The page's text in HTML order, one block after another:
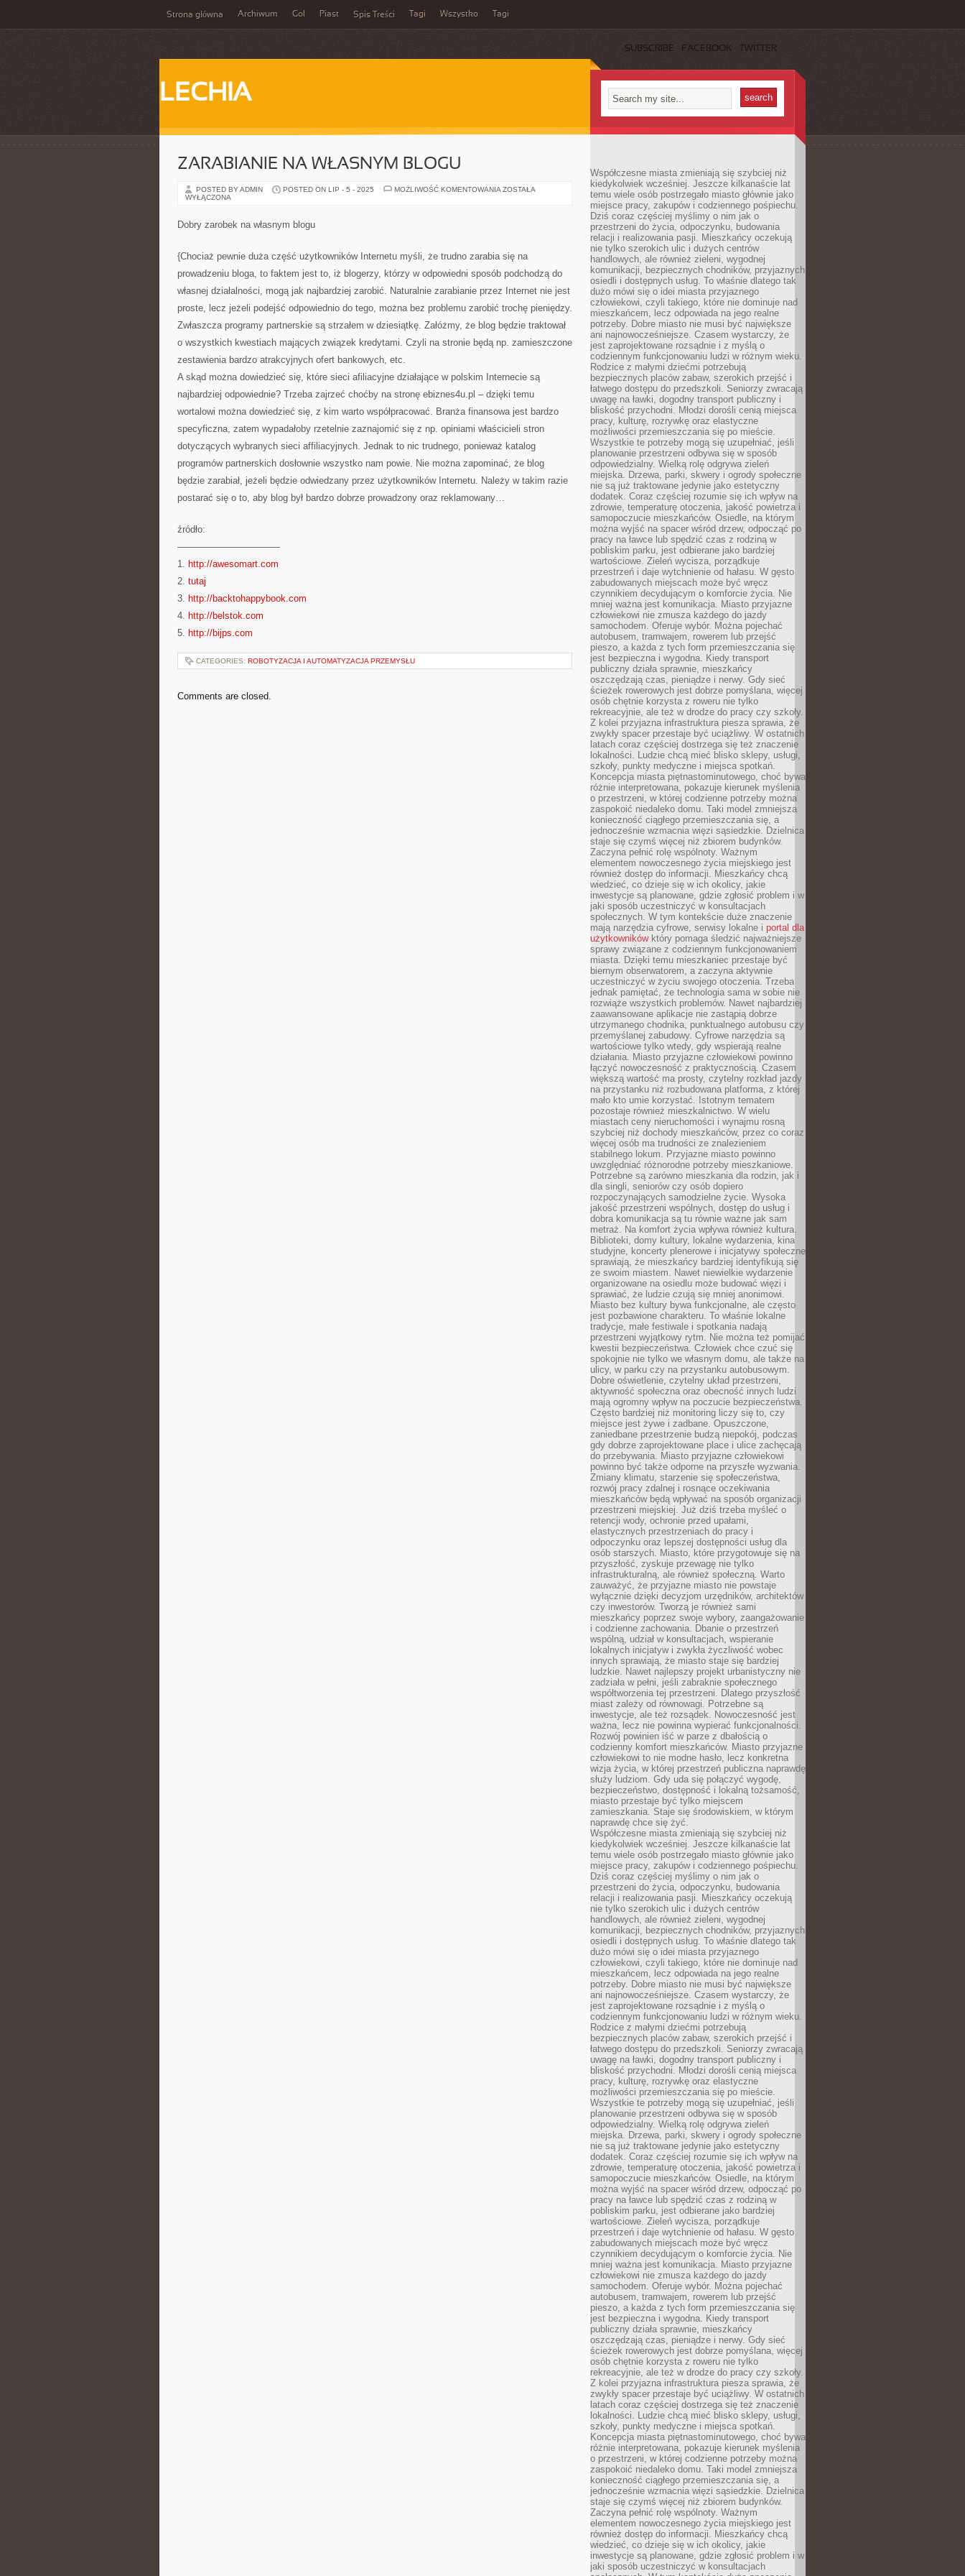
Strona główna Archiwum Gol Piast Spis Treści Tagi Wszystko Tagi
SUBSCRIBE FACEBOOK TWITTER
LECHIA
ZARABIANIE NA WŁASNYM BLOGU
POSTED BY ADMIN POSTED ON LIP - 5 - 2025 MOŻLIWOŚĆ KOMENTOWANIA ZARABIANIE
ZOSTAŁA
WYŁĄCZONA
Dobry zarobek na własnym blogu
{Chociaż pewnie duża część użytkowników Internetu myśli, że trudno zarabia się na
prowadzeniu bloga, to faktem jest to, iż blogerzy, którzy w odpowiedni sposób podchodzą do
własnej działalności, mogą jak najbardziej zarobić. Naturalnie zarabianie przez Internet nie jest
proste, lecz jeżeli podejść odpowiednio do tego, można bez problemu zarobić trochę pieniędzy.
Zwłaszcza programy partnerskie są strzałem w dziesiątkę. Załóżmy, że blog będzie traktował
o wszystkich kwestiach mających związek kredytami. Czyli na stronie będą np. zamieszczone
zestawienia bardzo atrakcyjnych ofert bankowych, etc.
A skąd można dowiedzieć się, które sieci afiliacyjne działające w polskim Internecie są
najbardziej odpowiednie? Trzeba zajrzeć choćby na stronę ebiznes4u.pl – dzięki temu
wortalowi można dowiedzieć się, z kim warto współpracować. Branża finansowa jest bardzo
specyficzna, zatem wypadałoby rzetelnie zaznajomić się z np. opiniami właścicieli stron
dotyczących wybranych sieci affiliacyjnych. Jednak to nic trudnego, ponieważ katalog
programów partnerskich dosłownie wszystko nam powie. Nie można zapominać, że blog
będzie zarabiał, jeżeli będzie odwiedzany przez użytkowników Internetu. Należy w takim razie
postarać się o to, aby blog był bardzo dobrze prowadzony oraz reklamowany…
źródło:
———————————
1. http://awesomart.com
2. tutaj
3. http://backtohappybook.com
4. http://belstok.com
5. http://bijps.com
CATEGORIES: ROBOTYZACJA I AUTOMATYZACJA PRZEMYSŁU
Comments are closed.
Współczesne miasta zmieniają się szybciej niż
kiedykolwiek wcześniej. Jeszcze kilkanaście lat
temu wiele osób postrzegało miasto głównie jako
miejsce pracy, zakupów i codziennego pośpiechu.
Dziś coraz częściej myślimy o nim jak o
przestrzeni do życia, odpoczynku, budowania
relacji i realizowania pasji. Mieszkańcy oczekują
nie tylko szerokich ulic i dużych centrów
handlowych, ale również zieleni, wygodnej
komunikacji, bezpiecznych chodników, przyjaznych
osiedli i dostępnych usług. To właśnie dlatego tak
dużo mówi się o idei miasta przyjaznego
człowiekowi, czyli takiego, które nie dominuje nad
mieszkańcem, lecz odpowiada na jego realne
potrzeby. Dobre miasto nie musi być największe
ani najnowocześniejsze. Czasem wystarczy, że
jest zaprojektowane rozsądnie i z myślą o
codziennym funkcjonowaniu ludzi w różnym wieku.
Rodzice z małymi dziećmi potrzebują
bezpiecznych placów zabaw, szerokich przejść i
łatwego dostępu do przedszkoli. Seniorzy zwracają
uwagę na ławki, dogodny transport publiczny i
bliskość przychodni. Młodzi dorośli cenią miejsca
pracy, kulturę, rozrywkę oraz elastyczne
możliwości przemieszczania się po mieście.
Wszystkie te potrzeby mogą się uzupełniać, jeśli
planowanie przestrzeni odbywa się w sposób
odpowiedzialny. Wielką rolę odgrywa zieleń
miejska. Drzewa, parki, skwery i ogrody społeczne
nie są już traktowane jedynie jako estetyczny
dodatek. Coraz częściej rozumie się ich wpływ na
zdrowie, temperaturę otoczenia, jakość powietrza i
samopoczucie mieszkańców. Osiedle, na którym
można wyjść na spacer wśród drzew, odpocząć po
pracy na ławce lub spędzić czas z rodziną w
pobliskim parku, jest odbierane jako bardziej
wartościowe. Zieleń wycisza, porządkuje
przestrzeń i daje wytchnienie od hałasu. W gęsto
zabudowanych miejscach może być wręcz
czynnikiem decydującym o komforcie życia. Nie
mniej ważna jest komunikacja. Miasto przyjazne
człowiekowi nie zmusza każdego do jazdy
samochodem. Oferuje wybór. Można pojechać
autobusem, tramwajem, rowerem lub przejść
pieszo, a każda z tych form przemieszczania się
jest bezpieczna i wygodna. Kiedy transport
publiczny działa sprawnie, mieszkańcy
oszczędzają czas, pieniądze i nerwy. Gdy sieć
ścieżek rowerowych jest dobrze pomyślana, więcej
osób chętnie korzysta z roweru nie tylko
rekreacyjnie, ale też w drodze do pracy czy szkoły.
Z kolei przyjazna infrastruktura piesza sprawia, że
zwykły spacer przestaje być uciążliwy. W ostatnich
latach coraz częściej dostrzega się też znaczenie
lokalności. Ludzie chcą mieć blisko sklepy, usługi,
szkoły, punkty medyczne i miejsca spotkań.
Koncepcja miasta piętnastominutowego, choć bywa
różnie interpretowana, pokazuje kierunek myślenia
o przestrzeni, w której codzienne potrzeby można
zaspokoić niedaleko domu. Taki model zmniejsza
konieczność ciągłego przemieszczania się, a
jednocześnie wzmacnia więzi sąsiedzkie. Dzielnica
staje się czymś więcej niż zbiorem budynków.
Zaczyna pełnić rolę wspólnoty. Ważnym
elementem nowoczesnego życia miejskiego jest
również dostęp do informacji. Mieszkańcy chcą
wiedzieć, co dzieje się w ich okolicy, jakie
inwestycje są planowane, gdzie zgłosić problem i w
jaki sposób uczestniczyć w konsultacjach
społecznych. W tym kontekście duże znaczenie
mają narzędzia cyfrowe, serwisy lokalne i portal dla
użytkownikówktóry pomaga śledzić najważniejsze
sprawy związane z codziennym funkcjonowaniem
miasta. Dzięki temu mieszkaniec przestaje być
biernym obserwatorem, a zaczyna aktywnie
uczestniczyć w życiu swojego otoczenia. Trzeba
jednak pamiętać, że technologia sama w sobie nie
rozwiąże wszystkich problemów. Nawet najbardziej
zaawansowane aplikacje nie zastąpią dobrze
utrzymanego chodnika, punktualnego autobusu czy
przemyślanej zabudowy. Cyfrowe narzędzia są
wartościowe tylko wtedy, gdy wspierają realne
działania. Miasto przyjazne człowiekowi powinno
łączyć nowoczesność z praktycznością. Czasem
większą wartość ma prosty, czytelny rozkład jazdy
na przystanku niż rozbudowana platforma, z której
mało kto umie korzystać. Istotnym tematem
pozostaje również mieszkalnictwo. W wielu
miastach ceny nieruchomości i wynajmu rosną
szybciej niż dochody mieszkańców, przez co coraz
więcej osób ma trudności ze znalezieniem
stabilnego lokum. Przyjazne miasto powinno
uwzględniać różnorodne potrzeby mieszkaniowe.
Potrzebne są zarówno mieszkania dla rodzin, jak i
dla singli, seniorów czy osób dopiero
rozpoczynających samodzielne życie. Wysoka
jakość przestrzeni wspólnych, dostęp do usług i
dobra komunikacja są tu równie ważne jak sam
metraż. Na komfort życia wpływa również kultura.
Biblioteki, domy kultury, lokalne wydarzenia, kina
studyjne, koncerty plenerowe i inicjatywy społeczne
sprawiają, że mieszkańcy bardziej identyfikują się
ze swoim miastem. Nawet niewielkie wydarzenie
organizowane na osiedlu może budować więzi i
sprawiać, że ludzie czują się mniej anonimowi.
Miasto bez kultury bywa funkcjonalne, ale często
jest pozbawione charakteru. To właśnie lokalne
tradycje, małe festiwale i spotkania nadają
przestrzeni wyjątkowy rytm. Nie można też pomijać
kwestii bezpieczeństwa. Człowiek chce czuć się
spokojnie nie tylko we własnym domu, ale także na
ulicy, w parku czy na przystanku autobusowym.
Dobre oświetlenie, czytelny układ przestrzeni,
aktywność społeczna oraz obecność innych ludzi
mają ogromny wpływ na poczucie bezpieczeństwa.
Często bardziej niż monitoring liczy się to, czy
miejsce jest żywe i zadbane. Opuszczone,
zaniedbane przestrzenie budzą niepokój, podczas
gdy dobrze zaprojektowane place i ulice zachęcają
do przebywania. Miasto przyjazne człowiekowi
powinno być także odporne na przyszłe wyzwania.
Zmiany klimatu, starzenie się społeczeństwa,
rozwój pracy zdalnej i rosnące oczekiwania
mieszkańców będą wpływać na sposób organizacji
przestrzeni miejskiej. Już dziś trzeba myśleć o
retencji wody, ochronie przed upałami,
elastycznych przestrzeniach do pracy i
odpoczynku oraz lepszej dostępności usług dla
osób starszych. Miasto, które przygotowuje się na
przyszłość, zyskuje przewagę nie tylko
infrastrukturalną, ale również społeczną. Warto
zauważyć, że przyjazne miasto nie powstaje
wyłącznie dzięki decyzjom urzędników, architektów
czy inwestorów. Tworzą je również sami
mieszkańcy poprzez swoje wybory, zaangażowanie
i codzienne zachowania. Dbanie o przestrzeń
wspólną, udział w konsultacjach, wspieranie
lokalnych inicjatyw i zwykła życzliwość wobec
innych sprawiają, że miasto staje się bardziej
ludzkie. Nawet najlepszy projekt urbanistyczny nie
zadziała w pełni, jeśli zabraknie społecznego
współtworzenia tej przestrzeni. Dlatego przyszłość
miast zależy od równowagi. Potrzebne są
inwestycje, ale też rozsądek. Nowoczesność jest
ważna, lecz nie powinna wypierać funkcjonalności.
Rozwój powinien iść w parze z dbałością o
codzienny komfort mieszkańców. Miasto przyjazne
człowiekowi to nie modne hasło, lecz konkretna
wizja życia, w której przestrzeń publiczna naprawdę
służy ludziom. Gdy uda się połączyć wygodę,
bezpieczeństwo, dostępność i lokalną tożsamość,
miasto przestaje być tylko miejscem
zamieszkania. Staje się środowiskiem, w którym
naprawdę chce się żyć.
Współczesne miasta zmieniają się szybciej niż
kiedykolwiek wcześniej. Jeszcze kilkanaście lat
temu wiele osób postrzegało miasto głównie jako
miejsce pracy, zakupów i codziennego pośpiechu.
Dziś coraz częściej myślimy o nim jak o
przestrzeni do życia, odpoczynku, budowania
relacji i realizowania pasji. Mieszkańcy oczekują
nie tylko szerokich ulic i dużych centrów
handlowych, ale również zieleni, wygodnej
komunikacji, bezpiecznych chodników, przyjaznych
osiedli i dostępnych usług. To właśnie dlatego tak
dużo mówi się o idei miasta przyjaznego
człowiekowi, czyli takiego, które nie dominuje nad
mieszkańcem, lecz odpowiada na jego realne
potrzeby. Dobre miasto nie musi być największe
ani najnowocześniejsze. Czasem wystarczy, że
jest zaprojektowane rozsądnie i z myślą o
codziennym funkcjonowaniu ludzi w różnym wieku.
Rodzice z małymi dziećmi potrzebują
bezpiecznych placów zabaw, szerokich przejść i
łatwego dostępu do przedszkoli. Seniorzy zwracają
uwagę na ławki, dogodny transport publiczny i
bliskość przychodni. Młodzi dorośli cenią miejsca
pracy, kulturę, rozrywkę oraz elastyczne
możliwości przemieszczania się po mieście.
Wszystkie te potrzeby mogą się uzupełniać, jeśli
planowanie przestrzeni odbywa się w sposób
odpowiedzialny. Wielką rolę odgrywa zieleń
miejska. Drzewa, parki, skwery i ogrody społeczne
nie są już traktowane jedynie jako estetyczny
dodatek. Coraz częściej rozumie się ich wpływ na
zdrowie, temperaturę otoczenia, jakość powietrza i
samopoczucie mieszkańców. Osiedle, na którym
można wyjść na spacer wśród drzew, odpocząć po
pracy na ławce lub spędzić czas z rodziną w
pobliskim parku, jest odbierane jako bardziej
wartościowe. Zieleń wycisza, porządkuje
przestrzeń i daje wytchnienie od hałasu. W gęsto
zabudowanych miejscach może być wręcz
czynnikiem decydującym o komforcie życia. Nie
mniej ważna jest komunikacja. Miasto przyjazne
człowiekowi nie zmusza każdego do jazdy
samochodem. Oferuje wybór. Można pojechać
autobusem, tramwajem, rowerem lub przejść
pieszo, a każda z tych form przemieszczania się
jest bezpieczna i wygodna. Kiedy transport
publiczny działa sprawnie, mieszkańcy
oszczędzają czas, pieniądze i nerwy. Gdy sieć
ścieżek rowerowych jest dobrze pomyślana, więcej
osób chętnie korzysta z roweru nie tylko
rekreacyjnie, ale też w drodze do pracy czy szkoły.
Z kolei przyjazna infrastruktura piesza sprawia, że
zwykły spacer przestaje być uciążliwy. W ostatnich
latach coraz częściej dostrzega się też znaczenie
lokalności. Ludzie chcą mieć blisko sklepy, usługi,
szkoły, punkty medyczne i miejsca spotkań.
Koncepcja miasta piętnastominutowego, choć bywa
różnie interpretowana, pokazuje kierunek myślenia
o przestrzeni, w której codzienne potrzeby można
zaspokoić niedaleko domu. Taki model zmniejsza
konieczność ciągłego przemieszczania się, a
jednocześnie wzmacnia więzi sąsiedzkie. Dzielnica
staje się czymś więcej niż zbiorem budynków.
Zaczyna pełnić rolę wspólnoty. Ważnym
elementem nowoczesnego życia miejskiego jest
również dostęp do informacji. Mieszkańcy chcą
wiedzieć, co dzieje się w ich okolicy, jakie
inwestycje są planowane, gdzie zgłosić problem i w
jaki sposób uczestniczyć w konsultacjach